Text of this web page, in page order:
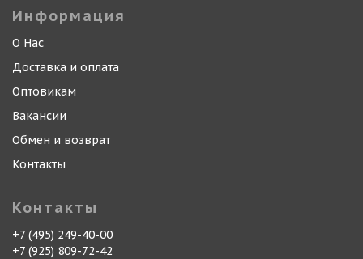
Информация
О Нас
Доставка и оплата
Оптовикам
Вакансии
Обмен и возврат
Контакты
Контакты
+7 (495) 249-40-00
+7 (925) 809-72-42